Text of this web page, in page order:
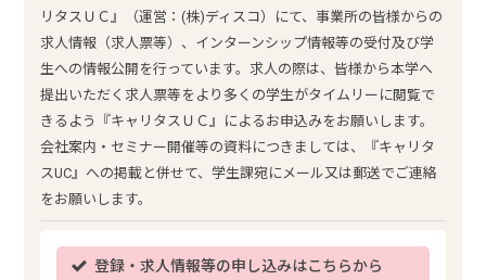
リタスＵＣ』（運営：(株)ディスコ）にて、事業所の皆様からの
求人情報（求人票等）、インターンシップ情報等の受付及び学
生への情報公開を行っています。求人の際は、皆様から本学へ
提出いただく求人票等をより多くの学生がタイムリーに閲覧で
きるよう『キャリタスＵＣ』によるお申込みをお願いします。
会社案内・セミナー開催等の資料につきましては、『キャリタ
スUC』への掲載と併せて、学生課宛にメール又は郵送でご連絡
をお願いします。
登録・求人情報等の申し込みはこちらから